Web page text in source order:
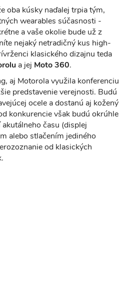
oba kúsky naďalej trpia tým,
wearables súčasnosti -
a vaše okolie bude už z
nejaký netradičný kus high-
klasického dizajnu teda
a jej Moto 360.
aj Motorola využila konferenciu
predstavenie verejnosti. Budú
ocele a dostanú aj kožený
konkurencie však budú okrúhle
času (displej
alebo stlačením jediného
od klasických